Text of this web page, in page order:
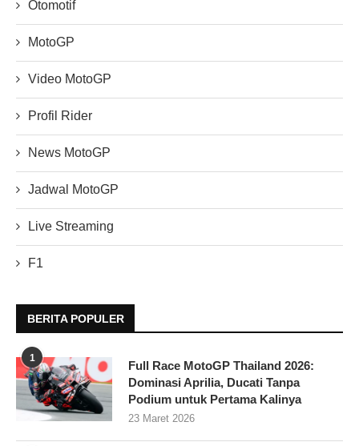
Otomotif
MotoGP
Video MotoGP
Profil Rider
News MotoGP
Jadwal MotoGP
Live Streaming
F1
BERITA POPULER
1
Full Race MotoGP Thailand 2026:
Dominasi Aprilia, Ducati Tanpa
Podium untuk Pertama Kalinya
23 Maret 2026